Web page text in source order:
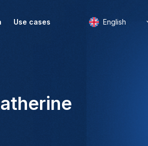
Use cases English